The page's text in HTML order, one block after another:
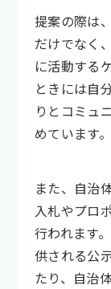
提案の際は
だけでなく
に活動する
ときには自
りとコミュ
めています。
また、自治
入札やプロ
行われます
供される公
たり、自治